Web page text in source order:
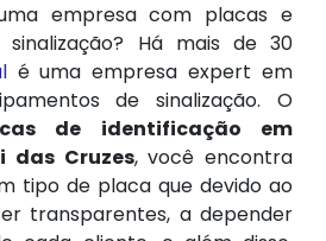
empresa com placas e
sinalização? Há mais de 30
é uma empresa expert em
de sinalização. O
de identificação em
das Cruzes, você encontra
tipo de placa que devido ao
transparentes, a depender